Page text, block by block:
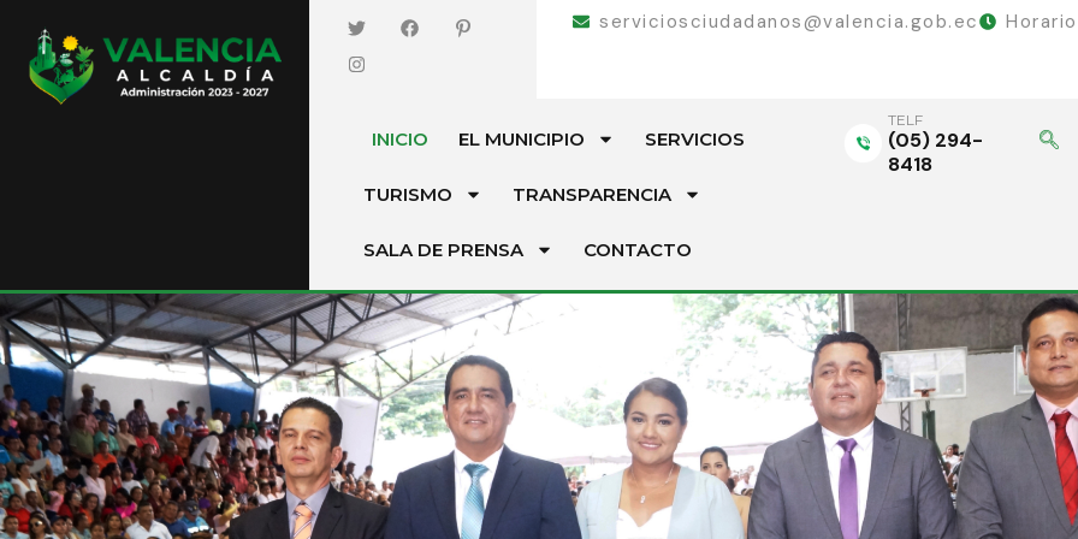
serviciosciudadanos@valencia.gob.ec
INICIO EL MUNICIPIO SERVICIOS
TURISMO TRANSPARENCIA
SALA DE PRENSA CONTACTO
TELF
(05) 294-
8418